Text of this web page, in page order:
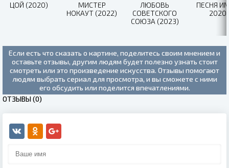
ЦОЙ (2020)
МИСТЕР
НОКАУТ (2022)
ЛЮБОВЬ
СОВЕТСКОГО
СОЮЗА (2023)
ПЕСНЯ
2020
Если есть что сказать о картине, поделитесь своим мнением и
оставьте отзывы, другим людям будет полезно узнать стоит
смотреть или это произведение искусства. Отзывы помогают
людям выбрать сериал для просмотра, и вы сможете с ними
его обсудить или поделится впечатлениями.
ОТЗЫВЫ (0)